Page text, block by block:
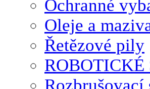
Ochranné
Oleje a
Řetězové pily